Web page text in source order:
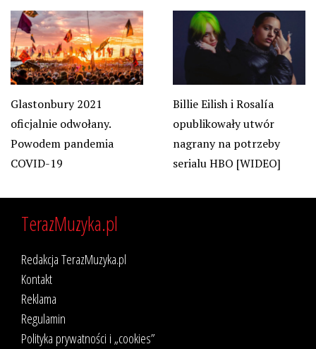
Glastonbury 2021
oficjalnie odwołany.
Powodem pandemia
COVID-19
Billie Eilish i Rosalía
opublikowały utwór
nagrany na potrzeby
serialu HBO [WIDEO]
TerazMuzyka.pl
Redakcja TerazMuzyka.pl
Kontakt
Reklama
Regulamin
Polityka prywatności i „cookies”